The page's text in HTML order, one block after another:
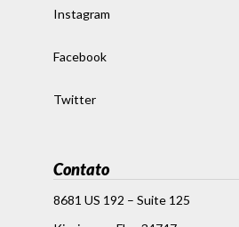
Instagram
Facebook
Twitter
Contato
8681 US 192 – Suite 125